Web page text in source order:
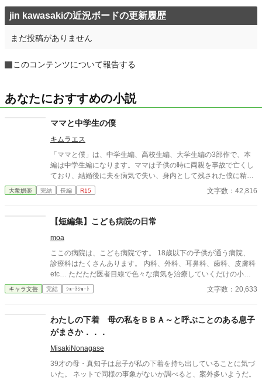
jin kawasakiの近況ボードの更新履歴
まだ投稿がありません
このコンテンツについて報告する
あなたにおすすめの小説
ママと中学生の僕
キムラエス
「ママと僕」は、中学生編、高校生編、大学生編の3部作で、本
編は中学生編になります。ママは子供の時に両親を事故で亡くし
ており、結婚後に夫を病気で失い、身内として残された僕に精神
的に依存をするようになる。幼少期の「僕」はそのママの依存が
嬉しく、素敵なママに甘える閉鎖的な生活を当たり前のことと考
マとの日常の中で処理すべきものと疑わず、ママも戸惑いながら
なからず社会規範に反していることは理解しているが、ママとの
甘美な繋がりは解消できずに戸惑いながらも続く「ママと中学生
の僕」の営みを描いてみました。
大衆娯楽 完結 長編 R15 文字数：42,816
【短編集】こども病院の日常
moa
ここの病院は、こども病院です。 18歳以下の子供が通う病院、
診療科はたくさんあります。 内科、外科、耳鼻科、歯科、皮膚科
etc… ただただ医者目線で色々な病気を治療していくだけの小説
です。 恋愛要素などは一切ありません。 密着病院24時！的な感
じです。 人物像などは表記していない為、読者様のご想像にお任
ください。 歯科以外の医療知識はそこまで詳しくないのですみま
せんがご了承ください。
キャラ文芸 完結 ｼｮｰﾄｼｮｰﾄ 文字数：20,633
わたしの下着 母の私をＢＢＡ～と呼ぶことのある息子
がまさか．．．
MisakiNonagase
39才の母・真知子は息子が私の下着を持ち出していることに気づ
いた。 ネットで同様の事象がないか調べると、案外多いようだ。